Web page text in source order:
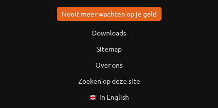
Nooit meer wachten op je geld
Downloads
Sitemap
Over ons
Zoeken op deze site
In English